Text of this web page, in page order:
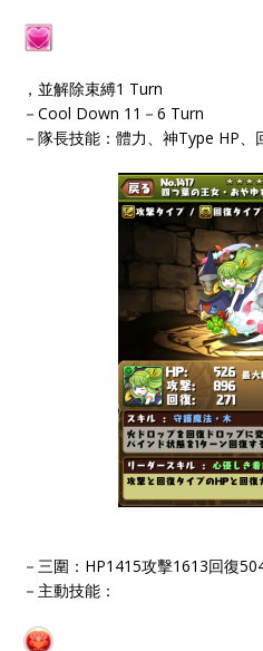
，並解除束縛1 Turn
－Cool Down 11－6 Turn
－隊長技能：體力、神Type HP、
－三圍：HP1415攻擊1613回復
－主動技能：